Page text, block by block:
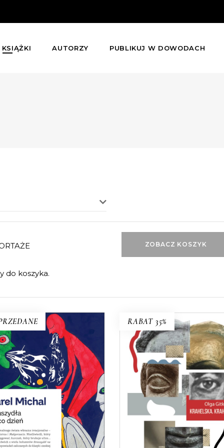
KSIĄŻKI AUTORZY PUBLIKUJ W DOWODACH
ZOBACZ KOSZYK
do koszyka.
NA CO
DZIEŃ
w których do
świata wkracza
niedźwiedź umie
a kurczak brukuje
Jedna z najbardziej
czeskich książek XX
RABAT 35%KRAHELSKA.
KRAHELSKIE
Halina, Wanda, Krystyna.
kobiety, jedno nazwisko.
Legendarna inspektorka
zamachowczyni z
domu, warszawska
Często je mylono, jeden
rozpisywano na trzy albo
częściej – trzy zlepiano w